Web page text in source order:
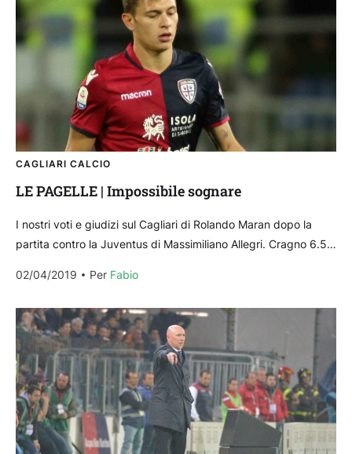
CAGLIARI CALCIO
LE PAGELLE | Impossibile sognare
I nostri voti e giudizi sul Cagliari di Rolando Maran dopo la
partita contro la Juventus di Massimiliano Allegri. Cragno 6.5 –
02/04/2019
Per Fabio